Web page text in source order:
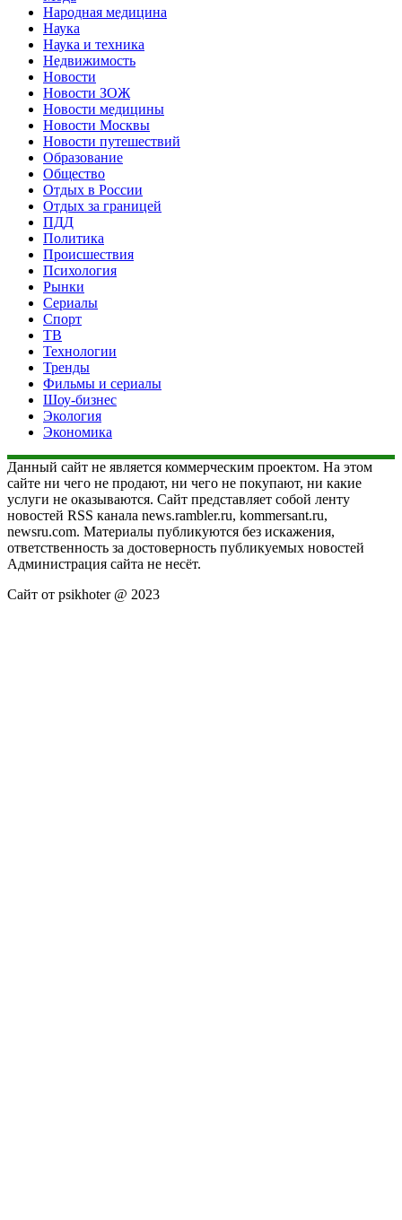
Народная медицина
Наука
Наука и техника
Недвижимость
Новости
Новости ЗОЖ
Новости медицины
Новости Москвы
Новости путешествий
Образование
Общество
Отдых в России
Отдых за границей
ПДД
Политика
Происшествия
Психология
Рынки
Сериалы
Спорт
ТВ
Технологии
Тренды
Фильмы и сериалы
Шоу-бизнес
Экология
Экономика
Данный сайт не является коммерческим проектом. На этом
сайте ни чего не продают, ни чего не покупают, ни какие
услуги не оказываются. Сайт представляет собой ленту
новостей RSS канала news.rambler.ru, kommersant.ru,
newsru.com. Материалы публикуются без искажения,
ответственность за достоверность публикуемых новостей
Администрация сайта не несёт.
Сайт от psikhoter @ 2023